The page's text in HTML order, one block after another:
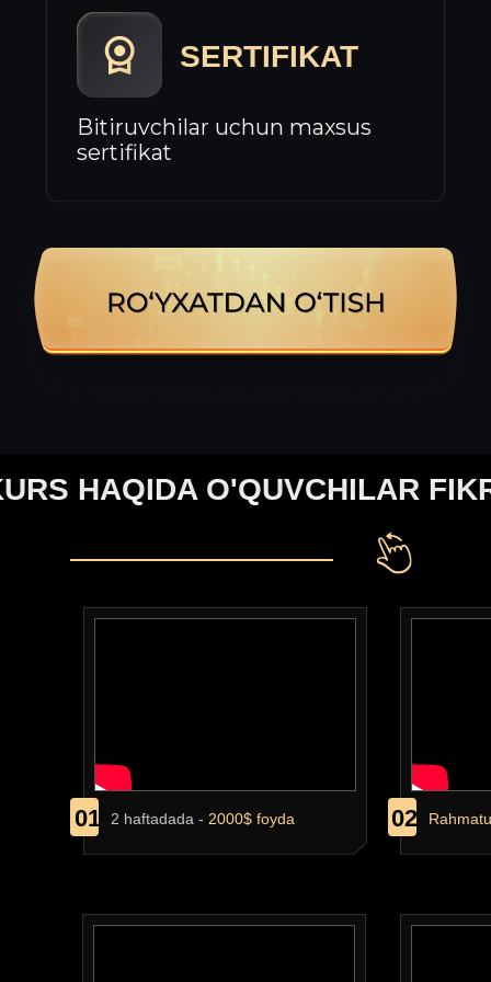
HAQIDA O'QUVCHILAR
01 2 haftadada - 2000$ foyda 02
PREMIUM